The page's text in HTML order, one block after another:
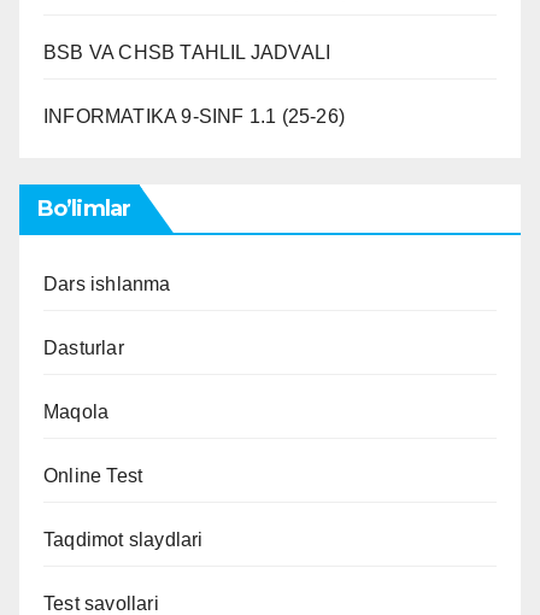
BSB VA CHSB TAHLIL JADVALI
INFORMATIKA 9-SINF 1.1 (25-26)
Bo’limlar
Dars ishlanma
Dasturlar
Maqola
Online Test
Taqdimot slaydlari
Test savollari